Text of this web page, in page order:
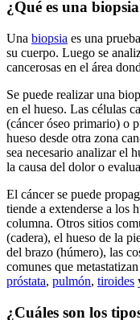
¿Qué es una biopsia
Una biopsia es una
su cuerpo. Luego se
cancerosas en el área
Se puede realizar una
en el hueso. Las células
(cáncer óseo primario) o
hueso desde otra zona
sea necesario analizar el
la causa del dolor o
El cáncer se puede
tiende a extenderse a los
columna. Otros sitios
(cadera), el hueso de la
del brazo (húmero), las
comunes que
próstata, pulmón, tiroides
¿Cuáles son los